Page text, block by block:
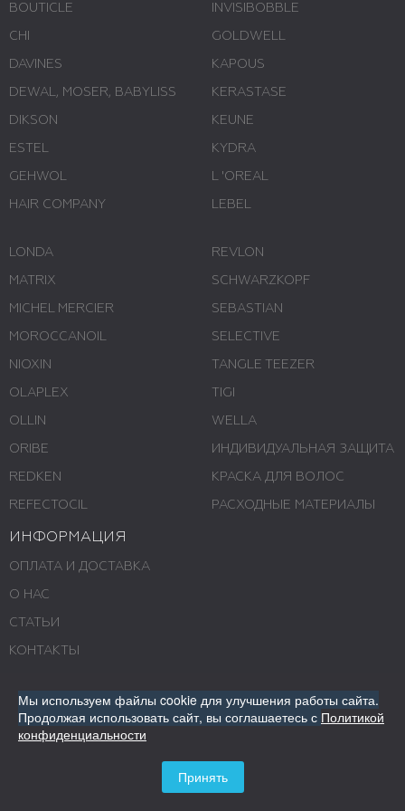
BOUTICLE
CHI
DAVINES
DEWAL, MOSER, BABYLISS
DIKSON
ESTEL
GEHWOL
HAIR COMPANY
INVISIBOBBLE
GOLDWELL
KAPOUS
KERASTASE
KEUNE
KYDRA
L 'ОREAL
LEBEL
LONDA
MATRIX
MICHEL MERCIER
MOROCCANOIL
NIOXIN
OLAPLEX
OLLIN
ORIBE
REDKEN
REFECTOCIL
REVLON
SCHWARZKOPF
SEBASTIAN
SELECTIVE
TANGLE TEEZER
TIGI
WELLA
ИНДИВИДУАЛЬНАЯ ЗАЩИТА
КРАСКА ДЛЯ ВОЛОС
РАСХОДНЫЕ МАТЕРИАЛЫ
ИНФОРМАЦИЯ
ОПЛАТА И ДОСТАВКА
О НАС
СТАТЬИ
КОНТАКТЫ
СИСТЕМА СКИДОК
КАРТА САЙТА
Мы используем файлы cookie для улучшения работы сайта.
Продолжая использовать сайт, вы соглашаетесь с Политикой
конфиденциальности
Принять